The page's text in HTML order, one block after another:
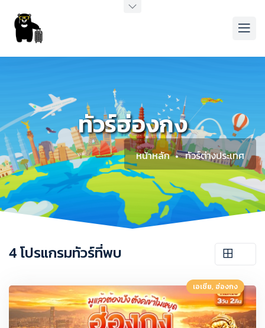
ทัวร์ฮ่องกง
หน้าหลัก ทัวร์ต่างประเทศ
4 โปรแกรมทัวร์ที่พบ
เอเชีย, ฮ่องกง